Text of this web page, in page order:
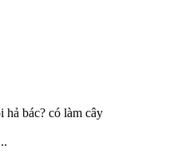
hả bác? có làm cây